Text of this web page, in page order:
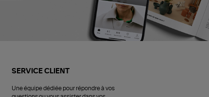
SERVICE CLIENT
Une équipe dédiée pour répondre à vos